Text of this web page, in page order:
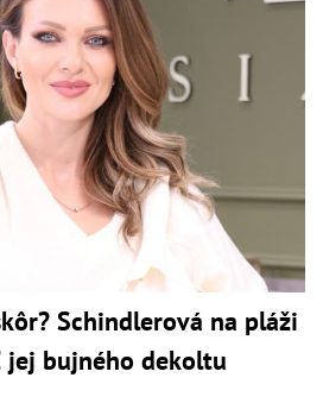
Schindlerová na pláži
jej bujného dekoltu